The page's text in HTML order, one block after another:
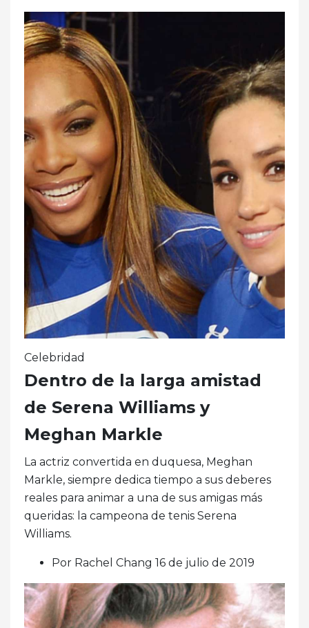
Celebridad
Dentro de la larga amistad
de Serena Williams y
Meghan Markle
La actriz convertida en duquesa, Meghan
Markle, siempre dedica tiempo a sus deberes
reales para animar a una de sus amigas más
queridas: la campeona de tenis Serena
Williams.
Por Rachel Chang 16 de julio de 2019